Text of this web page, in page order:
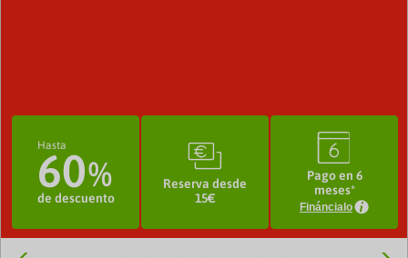
Hasta
60
de descuento
?
Reserva desde
15€
3
Pago en 6
meses*
Fináncialo